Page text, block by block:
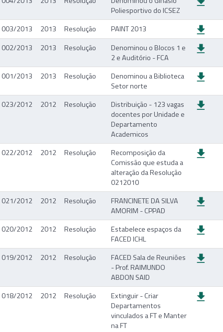
Poliesportivo do ICSEZ
003/2013
2013 Resolução
PAINT 2013
002/2013
2013 Resolução
Denominou o Blocos 1 e
2 e Auditório - FCA
001/2013
2013 Resolução
Denominou a Biblioteca
Setor norte
023/2012
2012 Resolução
Distribuição - 123 vagas
docentes por Unidade e
Departamento
Academicos
022/2012
2012 Resolução
Recomposição da
Comissão que estuda a
alteração da Resolução
0212010
021/2012
2012 Resolução
FRANCINETE DA SILVA
AMORIM - CPPAD
020/2012
2012 Resolução
Estabelece espaços da
FACED ICHL
019/2012
2012 Resolução
FACED Sala de Reuniões
- Prof. RAIMUNDO
ABDON SAID
018/2012
2012 Resolução
Extinguir - Criar
Departamentos
vinculados a FT e Manter
na FT